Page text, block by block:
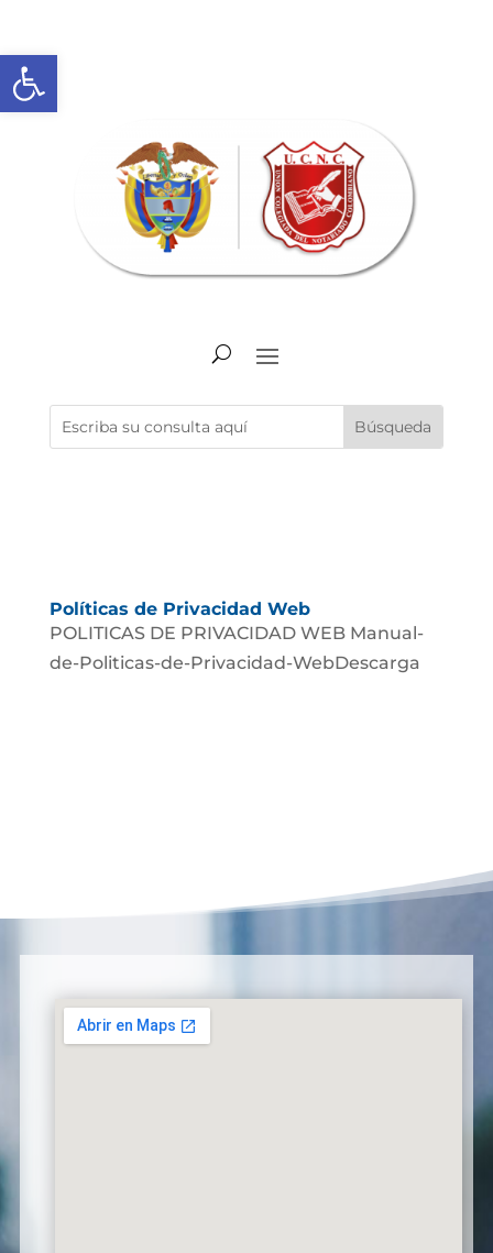
Abrir barra de herramientas
Políticas de Privacidad Web
POLITICAS DE PRIVACIDAD WEB Manual-
de-Politicas-de-Privacidad-WebDescarga